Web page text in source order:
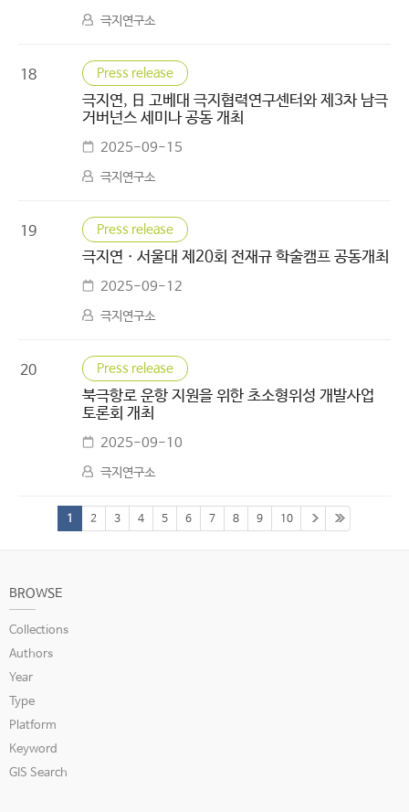
극지연구소
18 Press release
극지연, 日 고베대 극지협력연구센터와 제3차 남극
거버넌스 세미나 공동 개최
2025-09-15
극지연구소
19 Press release
극지연ㆍ서울대 제20회 전재규 학술캠프 공동개최
2025-09-12
극지연구소
20 Press release
북극항로 운항 지원을 위한 초소형위성 개발사업
토론회 개최
2025-09-10
극지연구소
1 2 3 4 5 6 7 8 9 10
BROWSE
Collections
Authors
Year
Type
Platform
Keyword
GIS Search